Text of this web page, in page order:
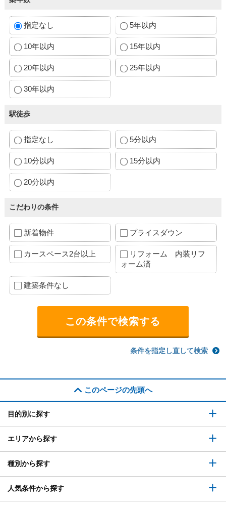
指定なし 5年以内
10年以内 15年以内
20年以内 25年以内
30年以内
駅徒歩
指定なし 5分以内
10分以内 15分以内
20分以内
こだわりの条件
新着物件 プライスダウン
カースペース2台以上
リフォーム 内装リフ
ォーム済
建築条件なし
条件を指定し直して検索
このページの先頭へ
目的別に探す
エリアから探す
種別から探す
人気条件から探す